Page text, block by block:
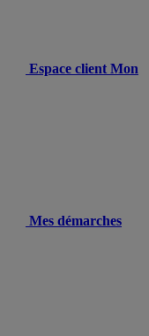
Espace client Mon
Mes démarches